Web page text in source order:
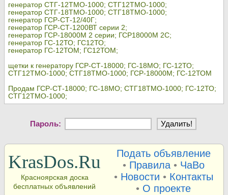
генератор СТГ-12ТМО-1000; СТГ12ТМО-1000;
генератор СТГ-18ТМО-1000; СТГ18ТМО-1000;
генератор ГСР-СТ-12/40Г;
генератор ГСР-СТ-1200ВТ серии 2;
генератор ГСР-18000М 2 серии; ГСР18000М 2С;
генератор ГС-12ТО; ГС12ТО;
генератор ГС-12ТОМ; ГС12ТОМ;
щетки к генератору ГСР-СТ-18000; ГС-18МО; ГС-12ТО;
СТГ12ТМО-1000; СТГ18ТМО-1000; ГСР-18000М; ГС-12ТОМ
Продам ГСР-СТ-18000; ГС-18МО; СТГ18ТМО-1000; ГС-12ТО;
СТГ12ТМО-1000;
Пароль:
KrasDos.Ru
Красноярская доска
бесплатных объявлений
Подать объявление
• Правила• ЧаВо
• Новости • Контакты
• О проекте